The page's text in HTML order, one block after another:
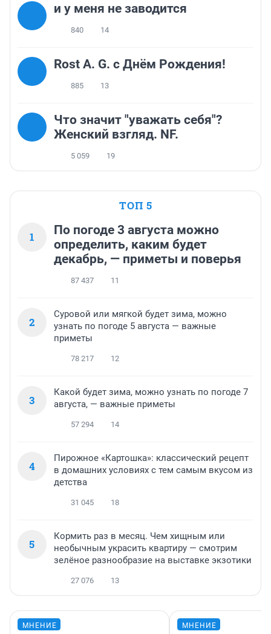
и у меня не заводится
840 14
Rost A. G. с Днём Рождения!
885 13
Что значит "уважать себя"?
Женский взгляд. NF.
5 059 19
ТОП 5
1
По погоде 3 августа можно
определить, каким будет
декабрь, — приметы и поверья
87 437 11
2
Суровой или мягкой будет зима, можно
узнать по погоде 5 августа — важные
приметы
78 217 12
3
Какой будет зима, можно узнать по погоде 7
августа, — важные приметы
57 294 14
4
Пирожное «Картошка»: классический рецепт
в домашних условиях с тем самым вкусом из
детства
31 045 18
5
Кормить раз в месяц. Чем хищным или
необычным украсить квартиру — смотрим
зелёное разнообразие на выставке экзотики
27 076 13
МНЕНИЕ МНЕНИЕ